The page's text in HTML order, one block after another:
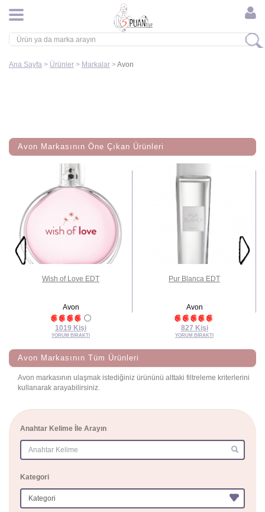
Ana Sayfa > Ürünler > Markalar >Avon
Avon Markasının Öne Çıkan Ürünleri
Wish of Love EDT
Avon
1019 Kişi
YORUM BIRAKTI
Pur Blanca EDT
Avon
827 Kişi
YORUM BIRAKTI
Avon Markasının Tüm Ürünleri
Avon markasının ulaşmak istediğiniz ürününü alttaki filtreleme kriterlerini
kullanarak arayabilirsiniz.
Anahtar Kelime İle Arayın
Kategori